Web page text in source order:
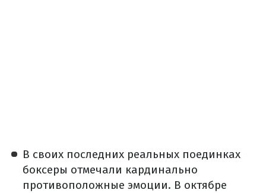
В своих последних реальных поединках
боксеры отмечали кардинально
противоположные эмоции. В октябре